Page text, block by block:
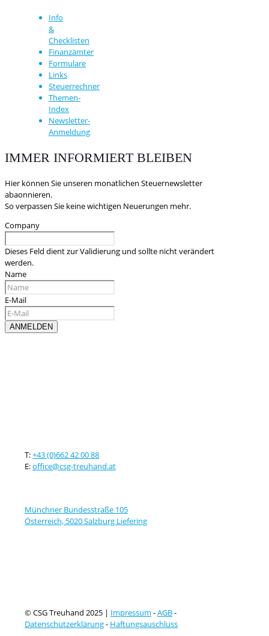
Info
&
Checklisten
Finanzämter
Formulare
Links
Steuerrechner
Themen-
Index
Newsletter-
Anmeldung
IMMER INFORMIERT BLEIBEN
Hier können Sie unseren monatlichen Steuernewsletter
abaonnieren.
So verpassen Sie keine wichtigen Neuerungen mehr.
Company
Dieses Feld dient zur Validierung und sollte nicht verändert
werden.
Name
E-Mail
T:+43 (0)662 42 00 88
E:office@csg-treuhand.at
Münchner Bundesstraße 105
Österreich, 5020 Salzburg Liefering
© CSG Treuhand 2025 | Impressum -AGB-
Datenschutzerklärung- Haftungsauschluss